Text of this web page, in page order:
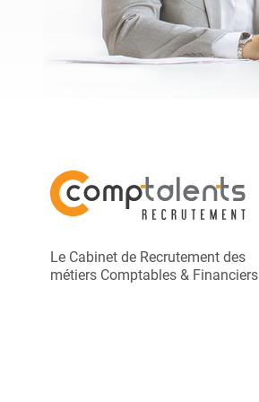
Le Cabinet de Recrutement des
métiers Comptables & Financiers